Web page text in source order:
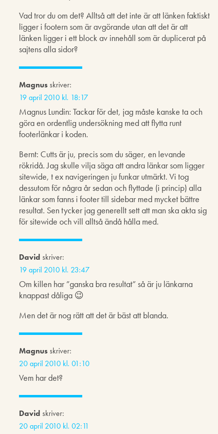
Vad tror du om det? Alltså att det inte är att länken faktiskt
ligger i footern som är avgörande utan att det är att
länken ligger i ett block av innehåll som är duplicerat på
sajtens alla sidor?
Magnusskriver:
19 april 2010 kl. 18:17
Magnus Lundin: Tackar för det, jag måste kanske ta och
göra en ordentlig undersökning med att flytta runt
footerlänkar i koden.
Bernt: Cutts är ju, precis som du säger, en levande
rökridå. Jag skulle vilja säga att andra länkar som ligger
sitewide, t ex navigeringen ju funkar utmärkt. Vi tog
dessutom för några år sedan och flyttade (i princip) alla
länkar som fanns i footer till sidebar med mycket bättre
resultat. Sen tycker jag generellt sett att man ska akta sig
för sitewide och vill alltså ändå hålla med.
David skriver:
19 april 2010 kl. 23:47
Om killen har ”ganska bra resultat” så är ju länkarna
knappast dåliga 😉
Men det är nog rätt att det är bäst att blanda.
Magnusskriver:
20 april 2010 kl. 01:10
Vem har det?
David skriver:
20 april 2010 kl. 02:11